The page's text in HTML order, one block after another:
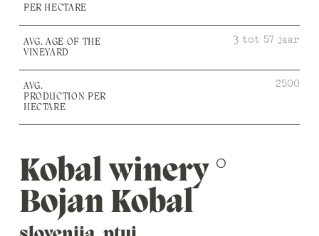
PER HECTARE
AVG. AGE OF THE
VINEYARD
3 tot 57 jaar
AVG.
PRODUCTION PER
HECTARE
2500
Kobal winery °
Bojan Kobal